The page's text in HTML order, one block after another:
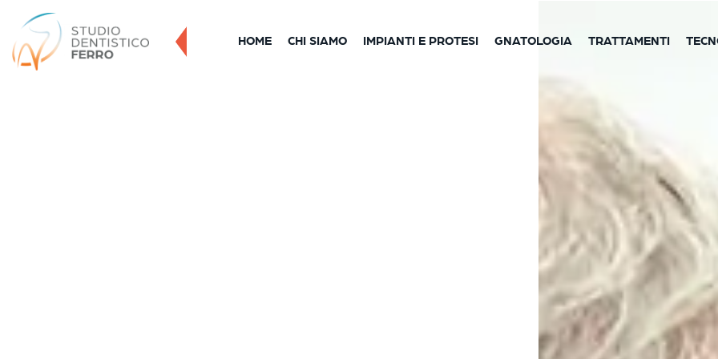
HOME CHI SIAMO IMPIANTI E PROTESI GNATOLOGIA TRATTAMENTI